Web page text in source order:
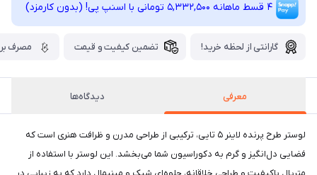
4 قسط ماهانه 5,332,500 تومانی با اسنپ ‌پی! (بدون کارمزد)
گارانتی از لحظه خرید! تضمین کیفیت و قیمت مصرف
معرفی دیدگاه‌ها
لوستر طرح پرنده لاینر ۵ تایی، ترکیبی از طراحی مدرن و ظرافت هنری است که
فضایی دل‌انگیز و گرم به دکوراسیون شما می‌بخشد. این لوستر با استفاده از